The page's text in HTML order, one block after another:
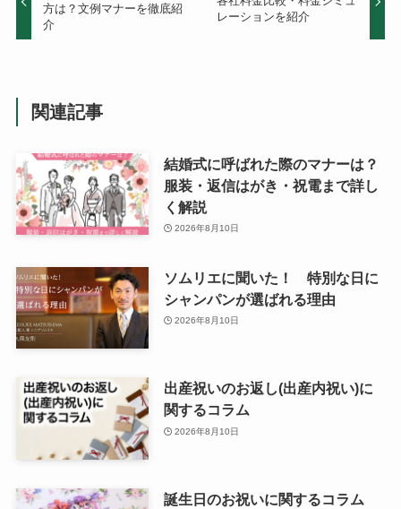
方は？文例マナーを徹底紹
介
レーションを紹介
関連記事
結婚式に呼ばれた際のマナーは？
服装・返信はがき・祝電まで詳し
く解説
2026年8月10日
ソムリエに聞いた！ 特別な日に
シャンパンが選ばれる理由
2026年8月10日
出産祝いのお返し(出産内祝い)に
関するコラム
2026年8月10日
誕生日のお祝いに関するコラム